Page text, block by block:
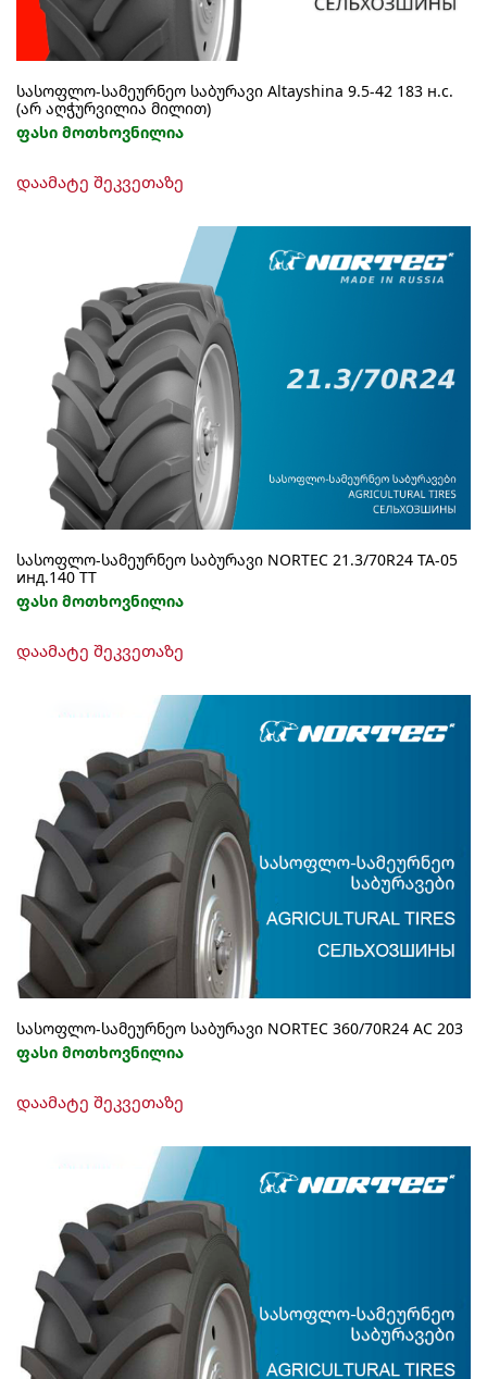
სასოფლო-სამეურნეო საბურავი Altayshina 9.5-42 183 н.с.
(არ აღჭურვილია მილით)
ფასი მოთხოვნილია
დაამატე შეკვეთაზე
სასოფლო-სამეურნეო საბურავი NORTEC 21.3/70R24 TA-05
инд.140 ТТ
ფასი მოთხოვნილია
დაამატე შეკვეთაზე
სასოფლო-სამეურნეო საბურავი NORTEC 360/70R24 AC 203
ფასი მოთხოვნილია
დაამატე შეკვეთაზე